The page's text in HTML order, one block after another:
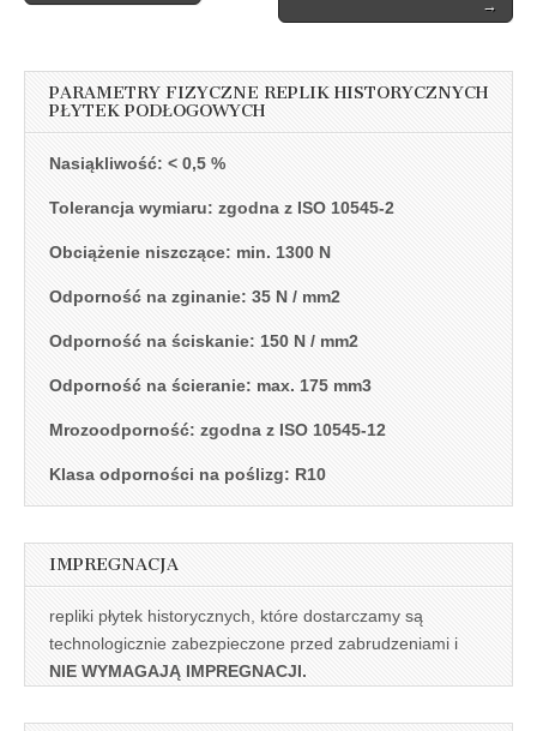
→
PARAMETRY FIZYCZNE REPLIK HISTORYCZNYCH
PŁYTEK PODŁOGOWYCH
Nasiąkliwość: < 0,5 %
Tolerancja wymiaru: zgodna z ISO 10545-2
Obciążenie niszczące: min. 1300 N
Odporność na zginanie: 35 N / mm2
Odporność na ściskanie: 150 N / mm2
Odporność na ścieranie: max. 175 mm3
Mrozoodporność: zgodna z ISO 10545-12
Klasa odporności na poślizg: R10
IMPREGNACJA
repliki płytek historycznych, które dostarczamy są
technologicznie zabezpieczone przed zabrudzeniami i
NIE WYMAGAJĄ IMPREGNACJI.